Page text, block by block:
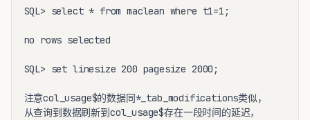
SQL> select * from maclean where t1=1;
no rows selected
SQL> set linesize 200 pagesize 2000;
注意col_usage$的数据同*_tab_modifications类似，
从查询到数据刷新到col_usage$存在一段时间的延迟，